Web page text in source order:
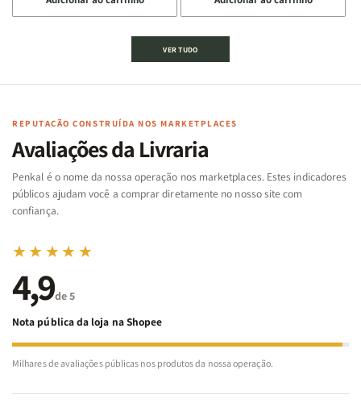
quantidade
de
Cartas
Famílias
Bíblia
-
Penkal
quantidade
de
Jogo
Cartas
Famílias
da
Bíblia
-
Penkal
quantidade
de
Jogo
|
de
quantidade
de
|
VER TUDO
REPUTAÇÃO CONSTRUÍDA NOS MARKETPLACES
Avaliações da Livraria
Penkal é o nome da nossa operação nos marketplaces. Estes indicadores
públicos ajudam você a comprar diretamente no nosso site com
confiança.
★★★★★
4,9de 5
Nota pública da loja na Shopee
Milhares de avaliações públicas nos produtos da nossa operação.